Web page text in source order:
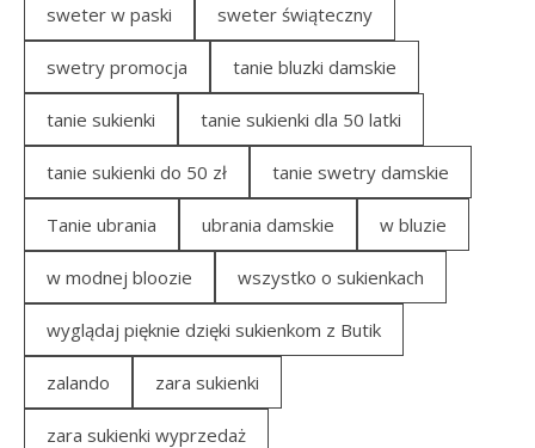
sweter w paski sweter świąteczny
swetry promocja tanie bluzki damskie
tanie sukienki tanie sukienki dla 50 latki
tanie sukienki do 50 zł tanie swetry damskie
Tanie ubrania ubrania damskie w bluzie
w modnej bloozie wszystko o sukienkach
wyglądaj pięknie dzięki sukienkom z Butik
zalando zara sukienki
zara sukienki wyprzedaż